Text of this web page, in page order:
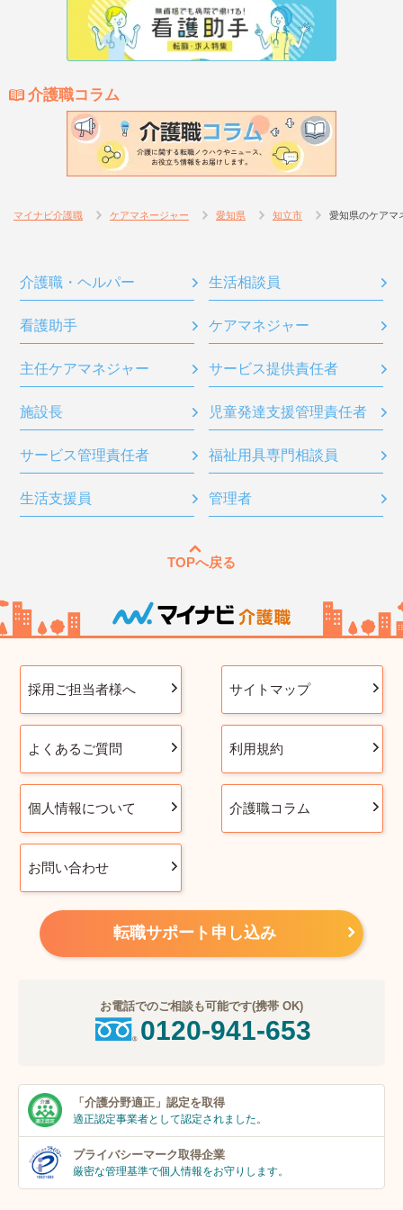
介護職コラム
マイナビ介護職 ケアマネージャー 愛知県 知立市 愛知県のケアマ
介護職・ヘルパー 生活相談員
看護助手 ケアマネジャー
主任ケアマネジャー サービス提供責任者
施設長 児童発達支援管理責任者
サービス管理責任者 福祉用具専門相談員
生活支援員 管理者
TOPへ戻る
採用ご担当者様へ サイトマップ
よくあるご質問 利用規約
個人情報について 介護職コラム
お問い合わせ
転職サポート申し込み
お電話でのご相談も可能です(携帯 OK)
0120-941-653
「介護分野適正」 認定を取得
適正認定事業者として認定されました。
プライバシーマーク取得企業
厳密な管理基準で個人情報をお守りします。